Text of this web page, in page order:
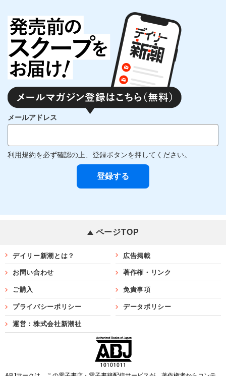
メールアドレス
利用規約を必ず確認の上、登録ボタンを押してください。
ページTOP
デイリー新潮とは？ 広告掲載
お問い合わせ 著作権・リンク
ご購入 免責事項
プライバシーポリシー データポリシー
運営：株式会社新潮社